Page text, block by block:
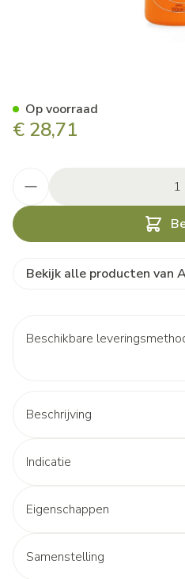
€ 28,71
Op voorraad
Bekijk alle producten van
Beschikbare
Beschrijving
Indicatie
Eigenschappen
Samenstelling